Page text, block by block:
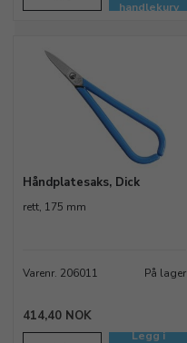
handlekurv
Håndplatesaks, Dick
rett, 175 mm
Varenr. 206011 På lager
414,40 NOK
Legg i